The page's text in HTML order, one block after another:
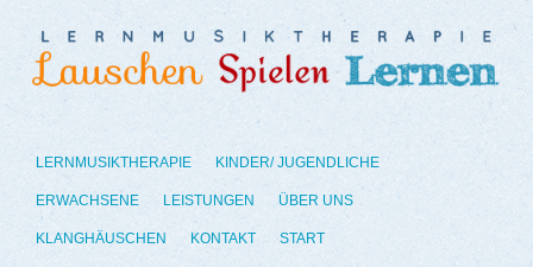
LERNMUSIKTHERAPIE KINDER/ JUGENDLICHE
ERWACHSENE LEISTUNGEN ÜBER UNS
KLANGHÄUSCHEN KONTAKT START